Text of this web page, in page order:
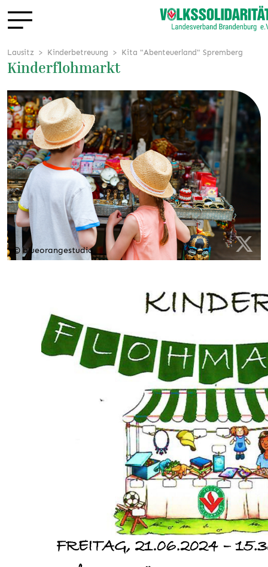
Lausitz Kinderbetreuung Kita "Abenteuerland" Spremberg
Kinderflohmarkt
© blueorangestudio